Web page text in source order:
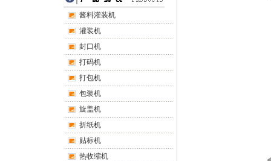
酱料灌装机
灌装机
封口机
打码机
打包机
包装机
旋盖机
折纸机
贴标机
热收缩机